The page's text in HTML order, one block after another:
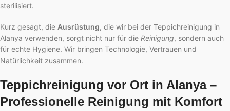
sterilisiert.
Kurz gesagt, die Ausrüstung, die wir bei der Teppichreinigung in
Alanya verwenden, sorgt nicht nur für die Reinigung, sondern auch
für echte Hygiene. Wir bringen Technologie, Vertrauen und
Natürlichkeit zusammen.
Teppichreinigung vor Ort in Alanya –
Professionelle Reinigung mit Komfort